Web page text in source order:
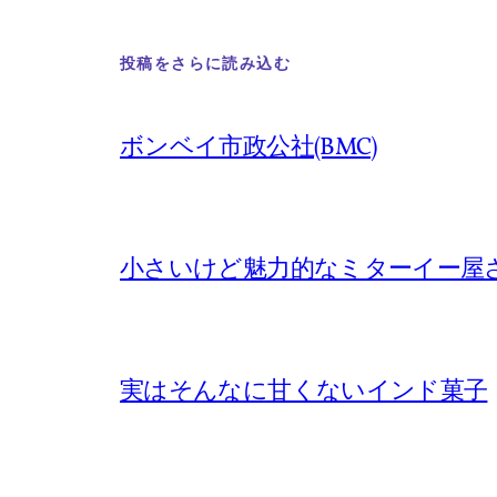
投稿をさらに読み込む
ボンベイ市政公社(BMC)
小さいけど魅力的なミターイー屋
実はそんなに甘くないインド菓子